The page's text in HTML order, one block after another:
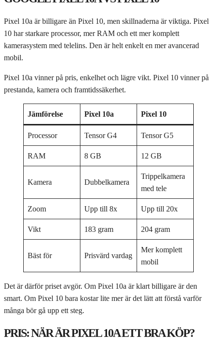
Pixel 10a är billigare än Pixel 10, men skillnaderna är viktiga. Pixel
10 har starkare processor, mer RAM och ett mer komplett
kamerasystem med telelins. Den är helt enkelt en mer avancerad
mobil.
Pixel 10a vinner på pris, enkelhet och lägre vikt. Pixel 10 vinner på
prestanda, kamera och framtidssäkerhet.
Jämförelse Pixel 10a Pixel 10
Processor Tensor G4 Tensor G5
RAM 8 GB 12 GB
Kamera Dubbelkamera
Trippelkamera
med tele
Zoom Upp till 8x Upp till 20x
Vikt 183 gram 204 gram
Bäst för Prisvärd vardag
Mer komplett
mobil
Det är därför priset avgör. Om Pixel 10a är klart billigare är den
smart. Om Pixel 10 bara kostar lite mer är det lätt att förstå varför
många bör gå upp ett steg.
PRIS: NÄR ÄR PIXEL 10A ETT BRA KÖP?